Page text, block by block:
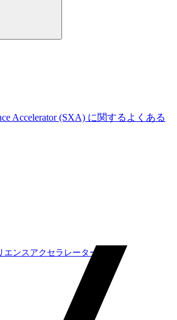
Accelerator (SXA) に関するよくある
エンスアクセラレーター